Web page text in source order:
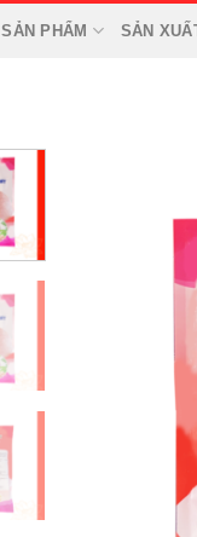
SẢN PHẨM SẢN